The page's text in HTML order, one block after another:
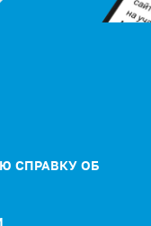
СПРАВКУ ОБ